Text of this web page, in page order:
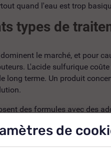
quand l'eau est trop
types de
le marché, et pour
L'acide sulfurique
long terme. Un produit
des formules avec des
"premium" coûtent dans
à proposer des
le marché français pour
de